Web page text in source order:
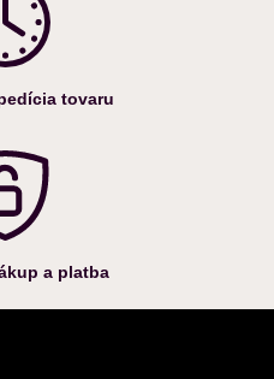
tovaru
a platba